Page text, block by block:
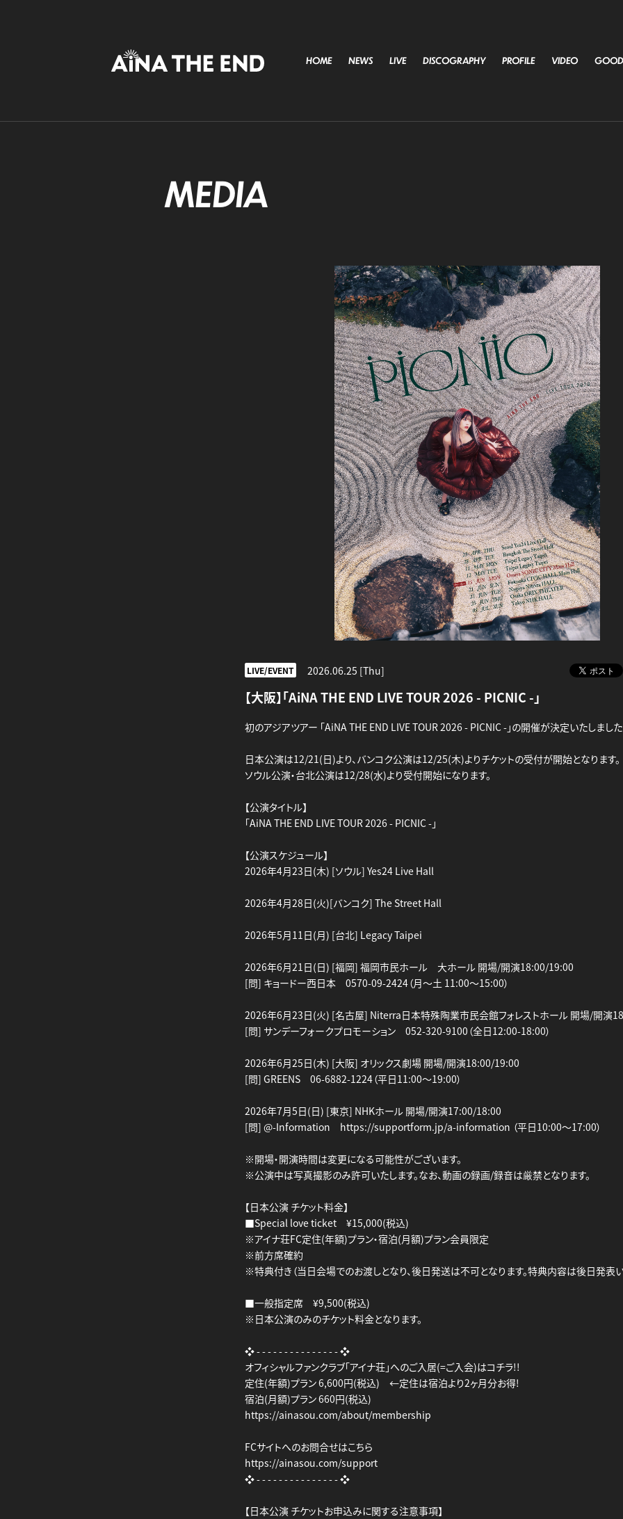
HOME NEWS LIVE DISCOGRAPHY PROFILE VIDEO
MEDIA
2026.06.25 [Thu]
LIVE/EVENT
【大阪】「AiNA THE END LIVE TOUR 2026 - PICNIC -」
初のアジアツアー 「AiNA THE END LIVE TOUR 2026 - PICNIC -」の開催が決定いたしました
日本公演は12/21(日)より、バンコク公演は12/25(木)よりチケットの受付が開始となります。
ソウル公演・台北公演は12/28(水)より受付開始になります。
【公演タイトル】
「AiNA THE END LIVE TOUR 2026 - PICNIC -」
【公演スケジュール】
2026年4月23日(木) [ソウル] Yes24 Live Hall
2026年4月28日(火)[バンコク] The Street Hall
2026年5月11日(月) [台北] Legacy Taipei
2026年6月21日(日) [福岡] 福岡市民ホール 大ホール 開場/開演18:00/19:00
[問] キョードー西日本 0570-09-2424（月～土 11:00～15:00）
2026年6月23日(火) [名古屋] Niterra日本特殊陶業市民会館フォレストホール 開場/開演
[問] サンデーフォークプロモーション 052-320-9100（全日12:00-18:00）
2026年6月25日(木) [大阪] オリックス劇場 開場/開演18:00/19:00
[問] GREENS 06-6882-1224（平日11:00～19:00）
2026年7月5日(日) [東京] NHKホール 開場/開演17:00/18:00
[問] @-Information https://supportform.jp/a-information （平日10:00～17:00）
※開場・開演時間は変更になる可能性がございます。
※公演中は写真撮影のみ許可いたします。なお、動画の録画/録音は厳禁となります。
【日本公演 チケット料金】
■Special love ticket ¥15,000(税込)
※アイナ荘FC定住(年額)プラン・宿泊(月額)プラン会員限定
※前方席確約
※特典付き（当日会場でのお渡しとなり、後日発送は不可となります。特典内容は後日発表い
■一般指定席 ¥9,500(税込)
※日本公演のみのチケット料金となります。
❖ - - - - - - - - - - - - - - - ❖
オフィシャルファンクラブ「アイナ荘」へのご入居(=ご入会)はコチラ!!
定住(年額)プラン 6,600円(税込) ←定住は宿泊より2ヶ月分お得!
宿泊(月額)プラン 660円(税込)
https://ainasou.com/about/membership
FCサイトへのお問合せはこちら
https://ainasou.com/support
❖ - - - - - - - - - - - - - - - ❖
【日本公演 チケットお申込みに関する注意事項】